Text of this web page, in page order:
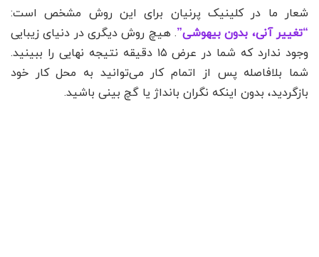
شعار ما در کلینیک پرنیان برای این روش مشخص است:
“تغییر آنی، بدون بیهوشی”. هیچ روش دیگری در دنیای زیبایی
وجود ندارد که شما در عرض ۱۵ دقیقه نتیجه نهایی را ببینید.
شما بلافاصله پس از اتمام کار می‌توانید به محل کار خود
بازگردید، بدون اینکه نگران بانداژ یا گچ بینی باشید.